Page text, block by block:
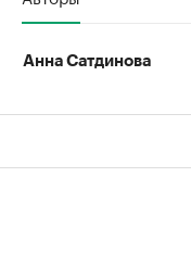
Анна Сатдинова